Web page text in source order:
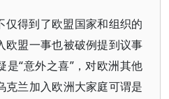
仅得到了欧盟国家和组织的
欧盟一事也被破例提到议事
是“意外之喜”，对欧洲其他
克兰加入欧洲大家庭可谓是